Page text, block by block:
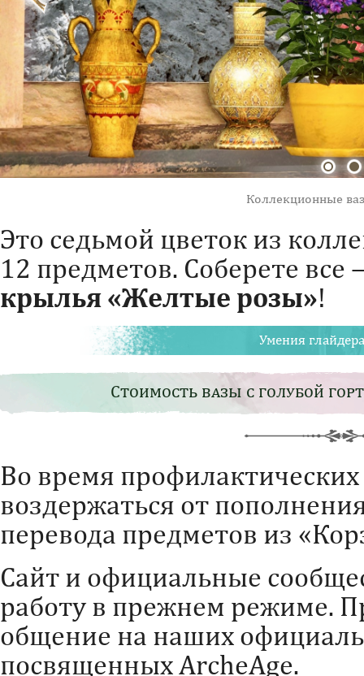
Коллекционные
Это седьмой цветок из
12 предметов. Соберете
крылья «Желтые розы»!
Умения
Стоимость вазы с голубой
Во время
воздержаться от
перевода предметов из
Сайт и официальные
работу в прежнем режиме.
общение на наших
посвященных ArcheAge.